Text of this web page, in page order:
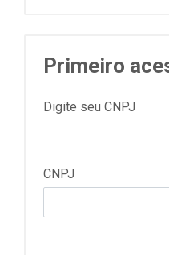
Primeiro
Digite seu CNPJ
CNPJ